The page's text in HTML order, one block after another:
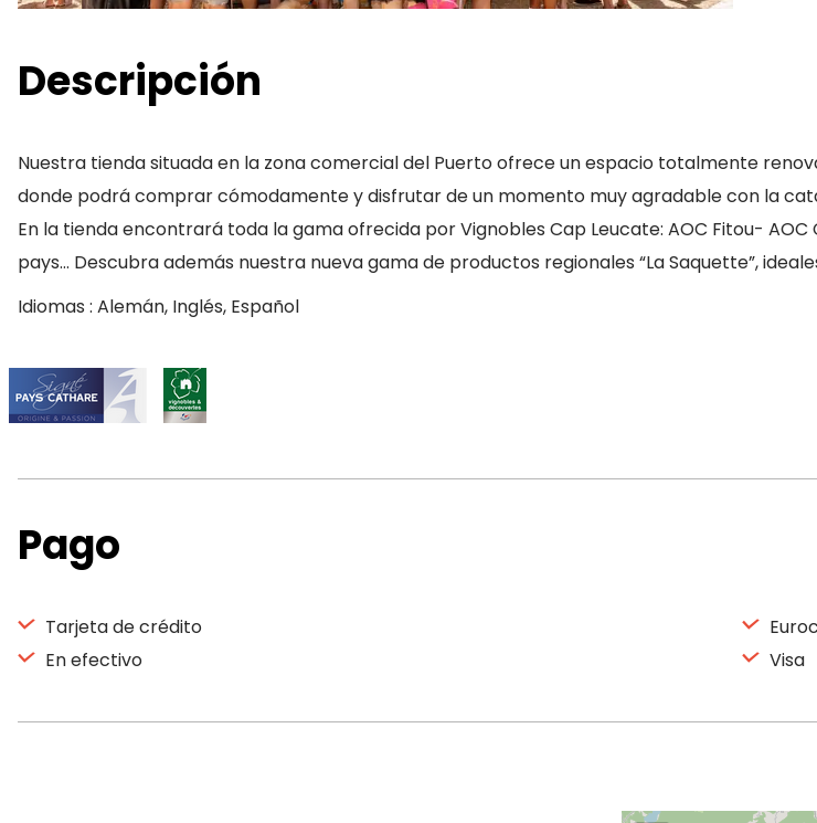
Descripción
Nuestra tienda situada en la zona comercial del Puerto ofrece un espacio totalmente
donde podrá comprar cómodamente y disfrutar de un momento muy agradable con la
En la tienda encontrará toda la gama ofrecida por Vignobles Cap Leucate: AOC Fitou-
pays… Descubra además nuestra nueva gama de productos regionales “La Saquette”,
Idiomas : Alemán, Inglés, Español
Pago
Tarjeta de crédito
En efectivo
Visa